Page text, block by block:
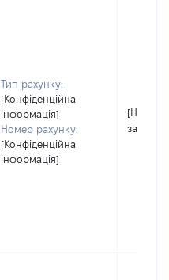
Тип рахунку:
[Конфіденційна
інформація]
Номер рахунку:
[Конфіденційна
інформація]
[Не